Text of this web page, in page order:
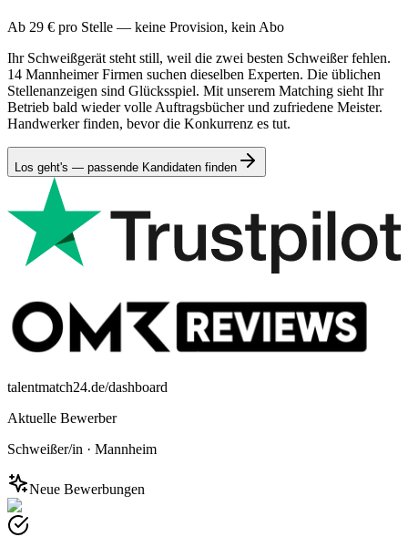
Ab 29 € pro Stelle — keine Provision, kein Abo
Ihr Schweißgerät steht still, weil die zwei besten Schweißer fehlen.
14 Mannheimer Firmen suchen dieselben Experten. Die üblichen
Stellenanzeigen sind Glücksspiel. Mit unserem Matching sieht Ihr
Betrieb bald wieder volle Auftragsbücher und zufriedene Meister.
Handwerker finden, bevor die Konkurrenz es tut.
Los geht's — passende Kandidaten finden
talentmatch24.de/dashboard
Aktuelle Bewerber
Schweißer/in · Mannheim
Neue Bewerbungen